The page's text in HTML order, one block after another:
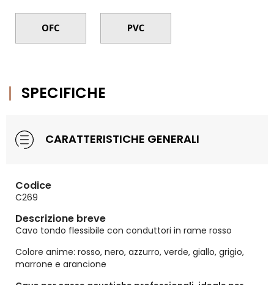
SPECIFICHE
CARATTERISTICHE GENERALI
Codice
C269
Descrizione breve
Cavo tondo flessibile con conduttori in rame rosso
Colore anime: rosso, nero, azzurro, verde, giallo, grigio,
marrone e arancione